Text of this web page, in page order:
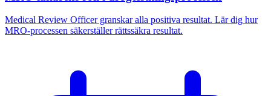
Medical Review Officer granskar alla positiva resultat. Lär dig hur
MRO-processen säkerställer rättssäkra resultat.